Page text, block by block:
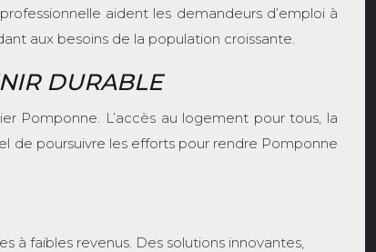
aident les demandeurs d’emploi à
aux besoins de la population croissante.
DURABLE
Pomponne. L’accès au logement pour tous, la
de poursuivre les efforts pour rendre Pomponne
à faibles revenus. Des solutions innovantes,